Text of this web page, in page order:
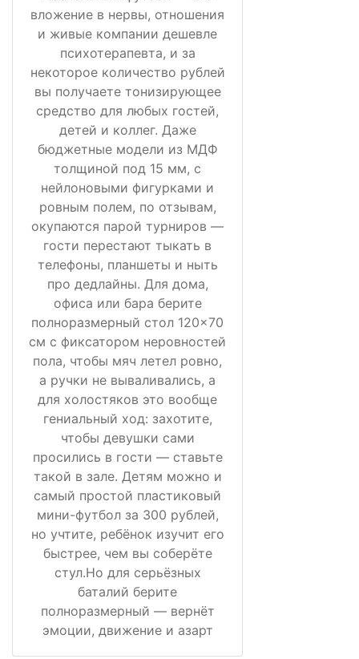
вложение в нервы, отношения
и живые компании дешевле
психотерапевта, и за
некоторое количество рублей
вы получаете тонизирующее
средство для любых гостей,
детей и коллег. Даже
бюджетные модели из МДФ
толщиной под 15 мм, с
нейлоновыми фигурками и
ровным полем, по отзывам,
окупаются парой турниров —
гости перестают тыкать в
телефоны, планшеты и ныть
про дедлайны. Для дома,
офиса или бара берите
полноразмерный стол 120×70
см с фиксатором неровностей
пола, чтобы мяч летел ровно,
а ручки не вываливались, а
для холостяков это вообще
гениальный ход: захотите,
чтобы девушки сами
просились в гости — ставьте
такой в зале. Детям можно и
самый простой пластиковый
мини-футбол за 300 рублей,
но учтите, ребёнок изучит его
быстрее, чем вы соберёте
стул.Но для серьёзных
баталий берите
полноразмерный — вернёт
эмоции, движение и азарт